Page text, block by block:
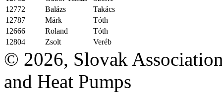
12772
Balázs
Takács
12787
Márk
Tóth
12666
Roland
Tóth
12804
Zsolt Veréb
© 2026, Slovak
and Heat Pumps